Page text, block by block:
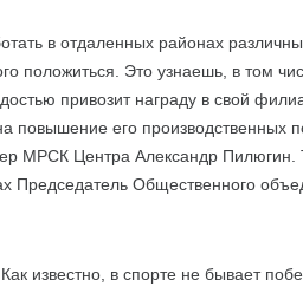
в отдаленных районах
положиться. Это узнаешь, в том
привозит награду в свой
повышение его производственных
МРСК Центра Александр Пилюгин.
Председатель Общественного
известно, в спорте не бывает